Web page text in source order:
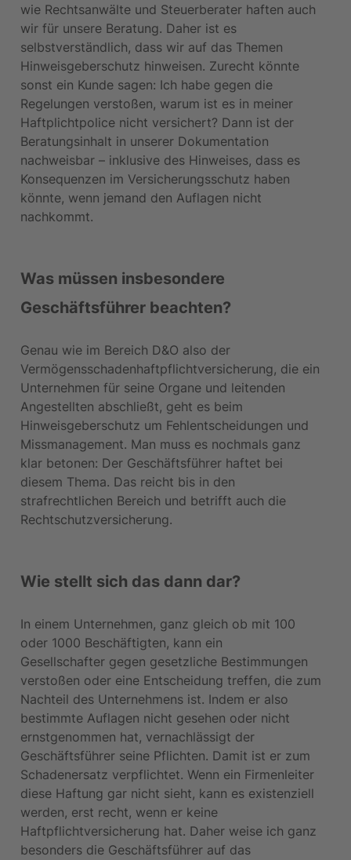
wie Rechtsanwälte und Steuerberater haften auch
wir für unsere Beratung. Daher ist es
selbstverständlich, dass wir auf das Themen
Hinweisgeberschutz hinweisen. Zurecht könnte
sonst ein Kunde sagen: Ich habe gegen die
Regelungen verstoßen, warum ist es in meiner
Haftplichtpolice nicht versichert? Dann ist der
Beratungsinhalt in unserer Dokumentation
nachweisbar – inklusive des Hinweises, dass es
Konsequenzen im Versicherungsschutz haben
könnte, wenn jemand den Auflagen nicht
nachkommt.
Was müssen insbesondere
Geschäftsführer beachten?
Genau wie im Bereich D&O also der
Vermögensschadenhaftpflichtversicherung, die ein
Unternehmen für seine Organe und leitenden
Angestellten abschließt, geht es beim
Hinweisgeberschutz um Fehlentscheidungen und
Missmanagement. Man muss es nochmals ganz
klar betonen: Der Geschäftsführer haftet bei
diesem Thema. Das reicht bis in den
strafrechtlichen Bereich und betrifft auch die
Rechtschutzversicherung.
Wie stellt sich das dann dar?
In einem Unternehmen, ganz gleich ob mit 100
oder 1000 Beschäftigten, kann ein
Gesellschafter gegen gesetzliche Bestimmungen
verstoßen oder eine Entscheidung treffen, die zum
Nachteil des Unternehmens ist. Indem er also
bestimmte Auflagen nicht gesehen oder nicht
ernstgenommen hat, vernachlässigt der
Geschäftsführer seine Pflichten. Damit ist er zum
Schadenersatz verpflichtet. Wenn ein Firmenleiter
diese Haftung gar nicht sieht, kann es existenziell
werden, erst recht, wenn er keine
Haftpflichtversicherung hat. Daher weise ich ganz
besonders die Geschäftsführer auf das